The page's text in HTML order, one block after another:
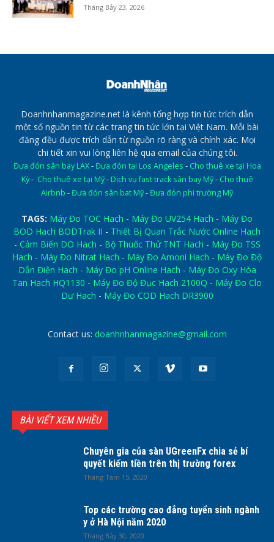
Tháng Bảy 23, 2026
Doanhnhanmagazine.net là kênh tổng hợp tin tức trích dẫn
một số nguồn tin từ các trang tin tức lớn tại Việt Nam. Mỗi bài
đăng đều được trích dẫn từ nguồn rõ ràng và chính xác. Mọi
chi tiết xin vui lòng liên hệ qua email của chúng tôi.
Đưa đón sân bay LAX-Đưa đón tại Los Angeles - Cho thuê xe tại Hoa
Kỳ- Cho thuê xe tại Mỹ- Dịch vụ fast track sân bay Mỹ- Cho thuê
Airbnb -Đưa đón sân bat Mỹ-Đưa đón phi trường Mỹ
TAGS: Máy Đo TOC Hach - Máy Đo UV254 Hach - Máy Đo
BOD Hach BODTrak II - Thiết Bị Quan Trắc Nước Online Hach
- Cảm Biến DO Hach - Bộ Thuốc Thử TNT Hach - Máy Đo TSS
Hach - Máy Đo Nitrat Hach - Máy Đo Amoni Hach - Máy Đo Độ
Dẫn Điện Hach - Máy Đo pH Online Hach - Máy Đo Oxy Hòa
Tan Hach HQ1130 - Máy Đo Độ Đục Hach 2100Q - Máy Đo Clo
Dư Hach - Máy Đo COD Hach DR3900
Contact us: doanhnhanmagazine@gmail.com
BÀI VIẾT XEM NHIỀU
Chuyên gia của sàn UGreenFx chia sẻ bí
quyết kiếm tiền trên thị trường forex
Tháng Tám 15, 2020
Top các trường cao đẳng tuyển sinh ngành
y ở Hà Nội năm 2020
Tháng Bảy 30, 2020